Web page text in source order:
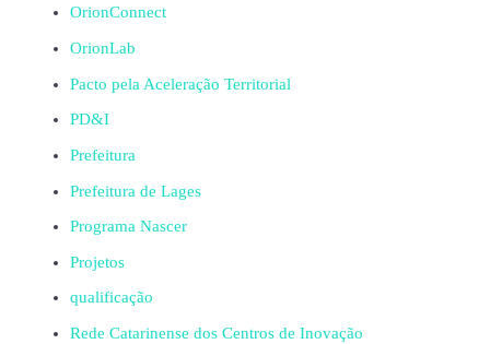
OrionConnect
OrionLab
Pacto pela Aceleração Territorial
PD&I
Prefeitura
Prefeitura de Lages
Programa Nascer
Projetos
qualificação
Rede Catarinense dos Centros de Inovação